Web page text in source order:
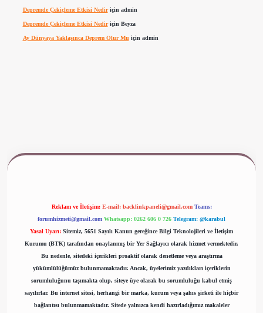
Depremde Çekiçleme Etkisi Nediriçin admin
Depremde Çekiçleme Etkisi Nediriçin Beyza
Ay Dünyaya Yaklaşınca Deprem Olur Mu için admin
Reklam ve İletişim: E-mail: backlinkpaneli@gmail.com Teams:
forumhizmeti@gmail.com Whatsapp: 0262 606 0 726 Telegram: @karabul
Yasal Uyarı: Sitemiz, 5651 Sayılı Kanun gereğince Bilgi Teknolojileri ve İletişim
Kurumu (BTK) tarafından onaylanmış bir Yer Sağlayıcı olarak hizmet vermektedir.
Bu nedenle, sitedeki içerikleri proaktif olarak denetleme veya araştırma
yükümlülüğümüz bulunmamaktadır. Ancak, üyelerimiz yazdıkları içeriklerin
sorumluluğunu taşımakta olup, siteye üye olarak bu sorumluluğu kabul etmiş
sayılırlar. Bu internet sitesi, herhangi bir marka, kurum veya şahıs şirketi ile hiçbir
bağlantısı bulunmamaktadır. Sitede yalnızca kendi hazırladığımız makaleler